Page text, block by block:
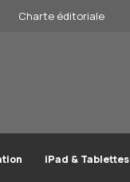
Charte éditoriale
iPad & Tablettes